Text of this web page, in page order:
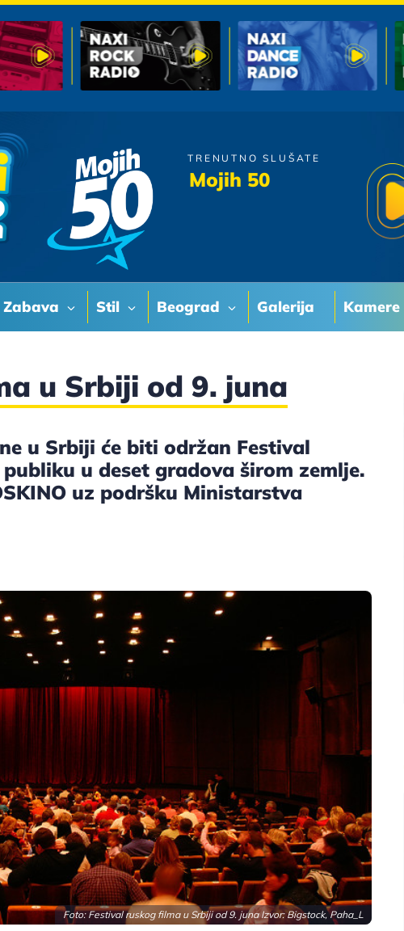
Zabava Stil Beograd Galerija Kamere
TRENUTNO SLUŠATE
Mojih 50Psihomodo Pop
u Srbiji od 9. juna
u Srbiji će biti održan Festival
u deset gradova širom zemlje.
uz podršku Ministarstva
Foto: Festival ruskog filma u Srbiji od 9. juna Izvor: Bigstock, Paha_L